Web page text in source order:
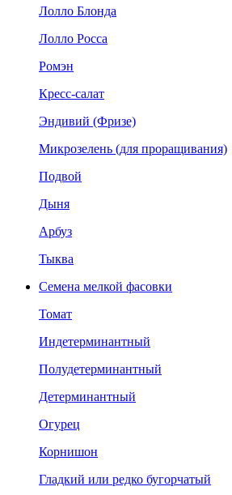
Лолло Блонда
Лолло Росса
Ромэн
Кресс-салат
Эндивий (Фризе)
Микрозелень (для проращивания)
Подвой
Дыня
Арбуз
Тыква
Семена мелкой фасовки
Томат
Индетерминантный
Полудетерминантный
Детерминантный
Огурец
Корнишон
Гладкий или редко бугорчатый